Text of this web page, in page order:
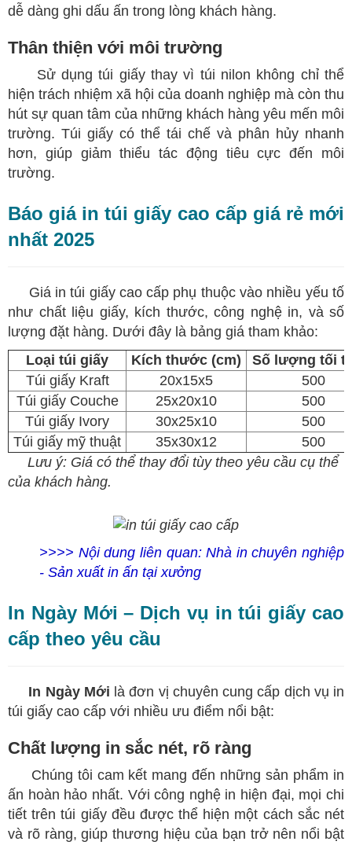
dễ dàng ghi dấu ấn trong lòng khách hàng.
Thân thiện với môi trường
Sử dụng túi giấy thay vì túi nilon không chỉ thể
hiện trách nhiệm xã hội của doanh nghiệp mà còn thu
hút sự quan tâm của những khách hàng yêu mến môi
trường. Túi giấy có thể tái chế và phân hủy nhanh
hơn, giúp giảm thiểu tác động tiêu cực đến môi
trường.
Báo giá in túi giấy cao cấp giá rẻ mới
nhất 2025
Giá in túi giấy cao cấp phụ thuộc vào nhiều yếu tố
như chất liệu giấy, kích thước, công nghệ in, và số
lượng đặt hàng. Dưới đây là bảng giá tham khảo:
Loại túi giấy
Kích thước (cm)
Số lượng tối
Túi giấy Kraft
20x15x5
500
Túi giấy Couche
25x20x10
500
Túi giấy Ivory
30x25x10
500
Túi giấy mỹ thuật
35x30x12
500
Lưu ý: Giá có thể thay đổi tùy theo yêu cầu cụ thể
của khách hàng.
>>>> Nội dung liên quan:Nhà in chuyên nghiệp
- Sản xuất in ấn tại xưởng
In Ngày Mới – Dịch vụ in túi giấy cao
cấp theo yêu cầu
In Ngày Mới là đơn vị chuyên cung cấp dịch vụ in
túi giấy cao cấp với nhiều ưu điểm nổi bật:
Chất lượng in sắc nét, rõ ràng
Chúng tôi cam kết mang đến những sản phẩm in
ấn hoàn hảo nhất. Với công nghệ in hiện đại, mọi chi
tiết trên túi giấy đều được thể hiện một cách sắc nét
và rõ ràng, giúp thương hiệu của bạn trở nên nổi bật